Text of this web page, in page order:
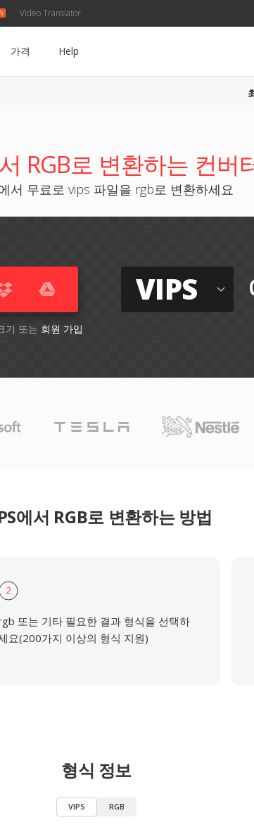
Video Translator
가격 Help
RGB로 변환하는 컨버
서 무료로 vips 파일을 rgb로 변환하세요
기 또는 회원 가입
VIPS
에서 RGB로 변환하는 방법
2
또는 기타 필요한 결과 형식을 선택하
요(200가지 이상의 형식 지원)
형식 정보
VIPS RGB